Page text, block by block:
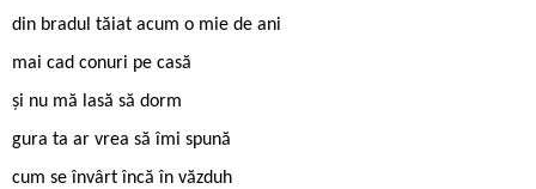
din bradul tăiat acum o mie de ani
mai cad conuri pe casă
și nu mă lasă să dorm
gura ta ar vrea să îmi spună
cum se învârt încă în văzduh